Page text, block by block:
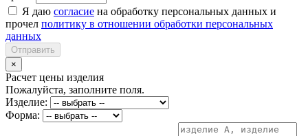
Я даю согласие на обработку персональных данных и
прочел политику в отношении обработки персональных
данных
Отправить
×
Расчет цены изделия
Пожалуйста, заполните поля.
Изделие:
Форма: